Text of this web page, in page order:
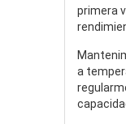
primera
a